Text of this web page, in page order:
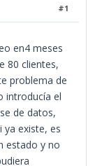
#1
en4 meses
80 clientes,
problema de
introducía el
de datos,
ya existe, es
estado y no